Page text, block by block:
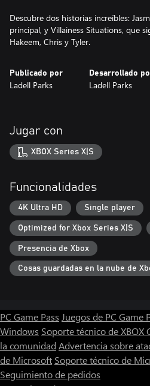
Descubre dos historias increíbles:
principal, y Villainess Situations, que
Hakeem, Chris y Tyler.
Publicado por
Ladell Parks
Desarrollado
Ladell Parks
Jugar con
XBOX Series X|S
Funcionalidades
4K Ultra HD Single player
Optimized for Xbox Series X|S
Presencia de Xbox
Cosas guardadas en la nube de
PC Game Pass Juegos de PC Game
Windows Soporte técnico de XBOX
la comunidad Advertencia sobre
de Microsoft Soporte técnico de
Seguimiento de pedidos